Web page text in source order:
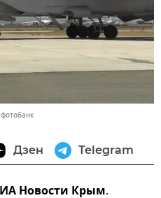
Дзен Telegram
Новости Крым.